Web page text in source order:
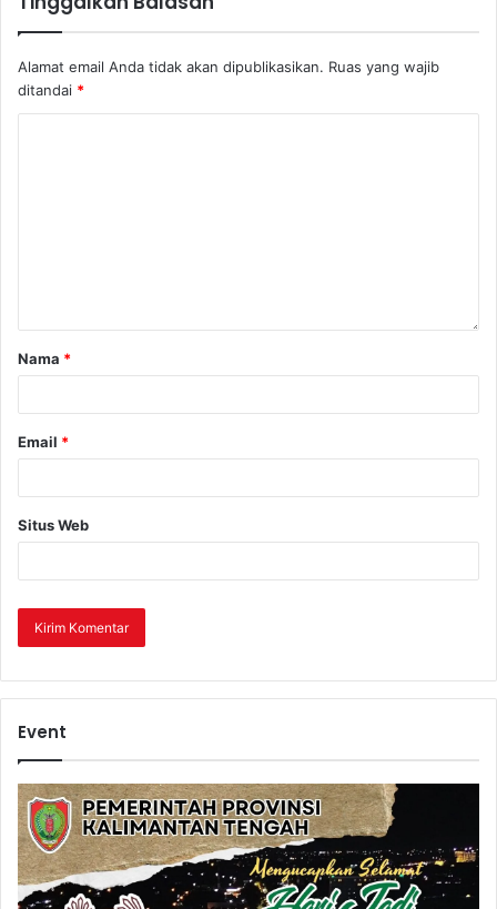
Alamat email Anda tidak akan dipublikasikan. Ruas yang wajib
ditandai *
Nama *
Email *
Situs Web
Event